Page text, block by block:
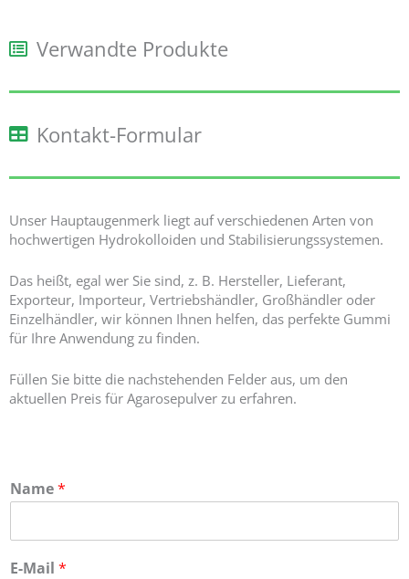
Verwandte Produkte
Kontakt-Formular
Unser Hauptaugenmerk liegt auf verschiedenen Arten von
hochwertigen Hydrokolloiden und Stabilisierungssystemen.
Das heißt, egal wer Sie sind, z. B. Hersteller, Lieferant,
Exporteur, Importeur, Vertriebshändler, Großhändler oder
Einzelhändler, wir können Ihnen helfen, das perfekte Gummi
für Ihre Anwendung zu finden.
Füllen Sie bitte die nachstehenden Felder aus, um den
aktuellen Preis für Agarosepulver zu erfahren.
Name*
E-Mail *